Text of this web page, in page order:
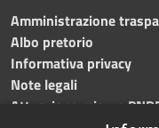
Amministrazione
Albo pretorio
Informativa privacy
Note legali
Attuazione misure